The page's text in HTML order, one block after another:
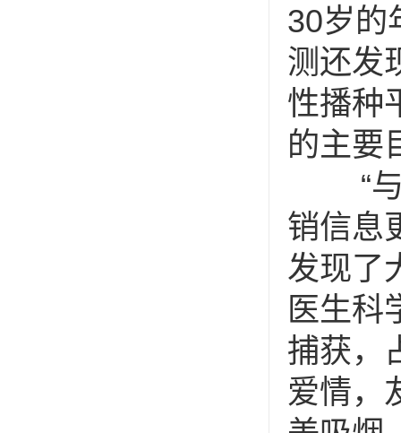
30岁的
测还发
性播种
的主要
“与
销信息
发现了
医生科
捕获，
爱情，